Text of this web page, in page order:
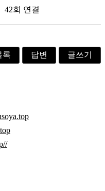
42회 연결
록 답변 글쓰기